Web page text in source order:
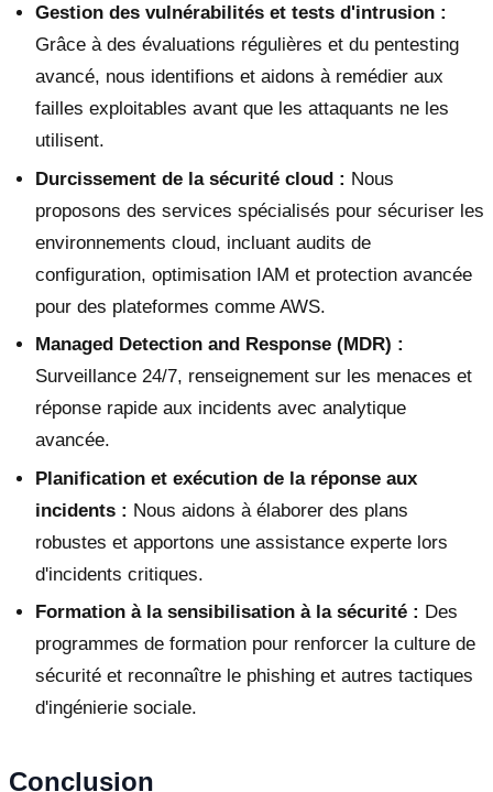
Gestion des vulnérabilités et tests d'intrusion :
Grâce à des évaluations régulières et du pentesting
avancé, nous identifions et aidons à remédier aux
failles exploitables avant que les attaquants ne les
utilisent.
Durcissement de la sécurité cloud : Nous
proposons des services spécialisés pour sécuriser les
environnements cloud, incluant audits de
configuration, optimisation IAM et protection avancée
pour des plateformes comme AWS.
Managed Detection and Response (MDR) :
Surveillance 24/7, renseignement sur les menaces et
réponse rapide aux incidents avec analytique
avancée.
Planification et exécution de la réponse aux
incidents : Nous aidons à élaborer des plans
robustes et apportons une assistance experte lors
d'incidents critiques.
Formation à la sensibilisation à la sécurité : Des
programmes de formation pour renforcer la culture de
sécurité et reconnaître le phishing et autres tactiques
d'ingénierie sociale.
Conclusion